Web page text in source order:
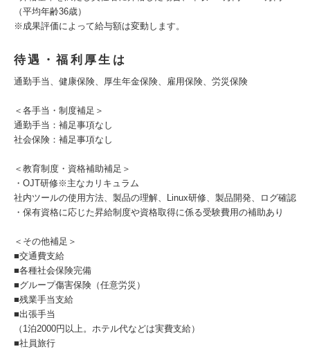
（平均年齢36歳）
※成果評価によって給与額は変動します。
待遇・福利厚生は
通勤手当、健康保険、厚生年金保険、雇用保険、労災保険
＜各手当・制度補足＞
通勤手当：補足事項なし
社会保険：補足事項なし
＜教育制度・資格補助補足＞
・OJT研修※主なカリキュラム
社内ツールの使用方法、製品の理解、Linux研修、製品開発、ログ確認
・保有資格に応じた昇給制度や資格取得に係る受験費用の補助あり
＜その他補足＞
■交通費支給
■各種社会保険完備
■グループ傷害保険（任意労災）
■残業手当支給
■出張手当
（1泊2000円以上。ホテル代などは実費支給）
■社員旅行